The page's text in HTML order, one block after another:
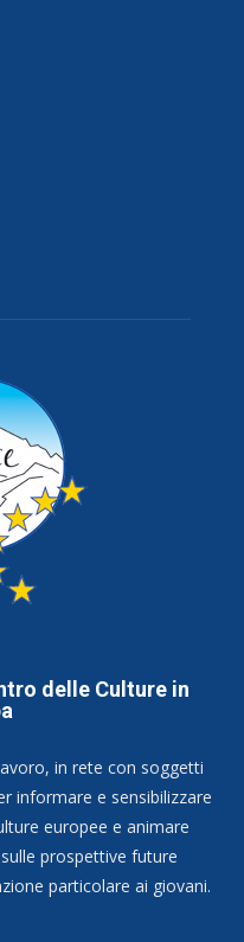
delle Culture in
in rete con soggetti
informare e sensibilizzare
europee e animare
prospettive future
particolare ai giovani.